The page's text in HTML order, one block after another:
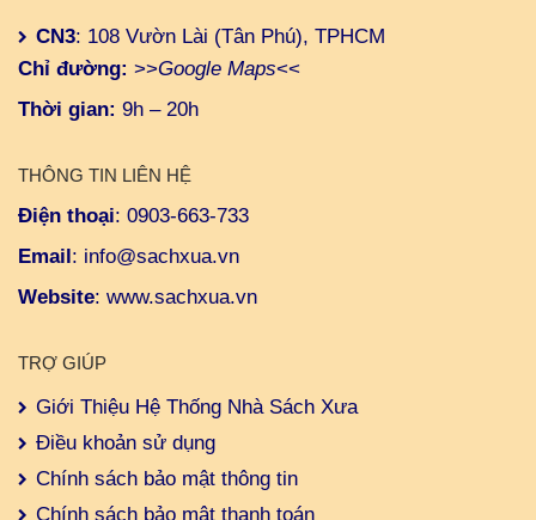
CN3: 108 Vườn Lài (Tân Phú), TPHCM
Chỉ đường: >>Google Maps<<
Thời gian: 9h – 20h
THÔNG TIN LIÊN HỆ
Điện thoại: 0903-663-733
Email: info@sachxua.vn
Website: www.sachxua.vn
TRỢ GIÚP
Giới Thiệu Hệ Thống Nhà Sách Xưa
Điều khoản sử dụng
Chính sách bảo mật thông tin
Chính sách bảo mật thanh toán